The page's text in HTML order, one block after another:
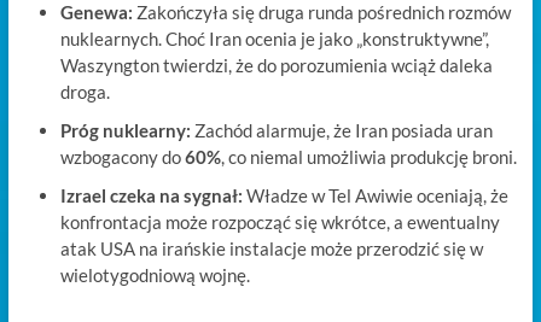
Genewa: Zakończyła się druga runda pośrednich rozmów
nuklearnych. Choć Iran ocenia je jako „konstruktywne”,
Waszyngton twierdzi, że do porozumienia wciąż daleka
droga.
Próg nuklearny: Zachód alarmuje, że Iran posiada uran
wzbogacony do60%, co niemal umożliwia produkcję broni.
Izrael czeka na sygnał: Władze w Tel Awiwie oceniają, że
konfrontacja może rozpocząć się wkrótce, a ewentualny
atak USA na irańskie instalacje może przerodzić się w
wielotygodniową wojnę.